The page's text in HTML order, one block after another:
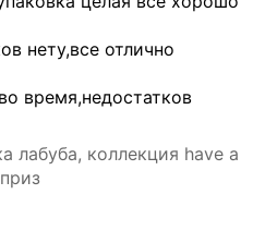
нету,все отлично
время,недостатков
лабуба, коллекция have a